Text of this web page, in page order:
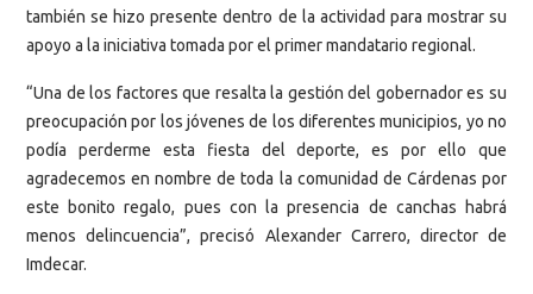
también se hizo presente dentro de la actividad para mostrar su
apoyo a la iniciativa tomada por el primer mandatario regional.
“Una de los factores que resalta la gestión del gobernador es su
preocupación por los jóvenes de los diferentes municipios, yo no
podía perderme esta fiesta del deporte, es por ello que
agradecemos en nombre de toda la comunidad de Cárdenas por
este bonito regalo, pues con la presencia de canchas habrá
menos delincuencia”, precisó Alexander Carrero, director de
Imdecar.